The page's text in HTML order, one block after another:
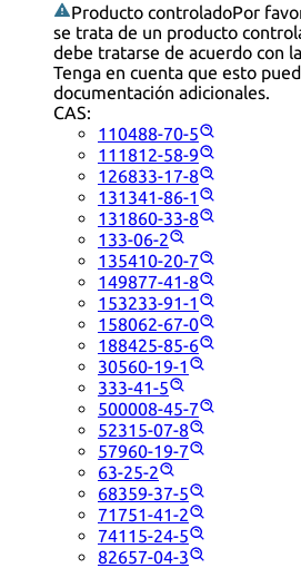
Producto controladoPor
se trata de un producto
debe tratarse de acuerdo con
Tenga en cuenta que esto
documentación adicionales.
CAS:
110488-70-5
111812-58-9
126833-17-8
131341-86-1
131860-33-8
133-06-2
135410-20-7
149877-41-8
153233-91-1
158062-67-0
188425-85-6
30560-19-1
333-41-5
500008-45-7
52315-07-8
57960-19-7
63-25-2
68359-37-5
71751-41-2
74115-24-5
82657-04-3